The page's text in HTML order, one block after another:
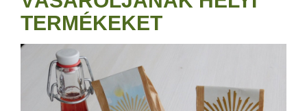
TERMÉKEKET